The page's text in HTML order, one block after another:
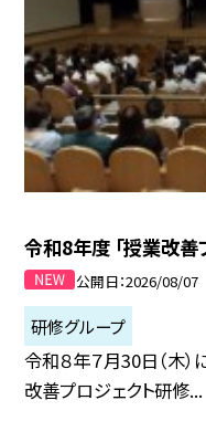
令和8年度 「授業改善
公開日 2026/08/07
研修グループ
令和８年７月30日（木）
改善プロジェクト研修...